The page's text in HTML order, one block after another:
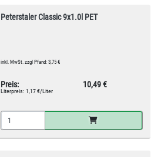
Peterstaler Classic 9x1.0l PET
inkl. MwSt. zzgl Pfand: 3,75 €
Preis: 10,49 €
Literpreis: 1,17 €/Liter